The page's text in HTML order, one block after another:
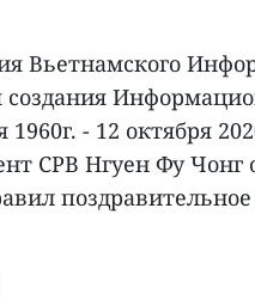
Вьетнамского
- 12 октября
СРВ Нгуен Фу Чонг